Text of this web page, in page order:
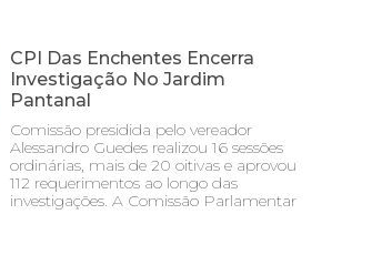
CPI Das Enchentes Encerra
Investigação No Jardim
Pantanal
Comissão presidida pelo vereador
Alessandro Guedes realizou 16 sessões
ordinárias, mais de 20 oitivas e aprovou
112 requerimentos ao longo das
investigações. A Comissão Parlamentar